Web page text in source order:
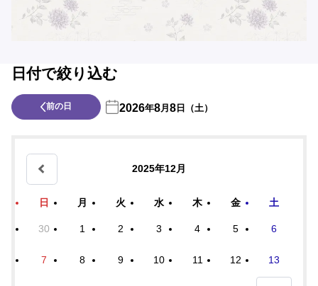
日付で絞り込む
前の日 2026年8月 8 日（土）
2025年12月
日 月 火 水 木 金 土
30 1 2 3 4 5 6
7 8 9 10 11 12 13